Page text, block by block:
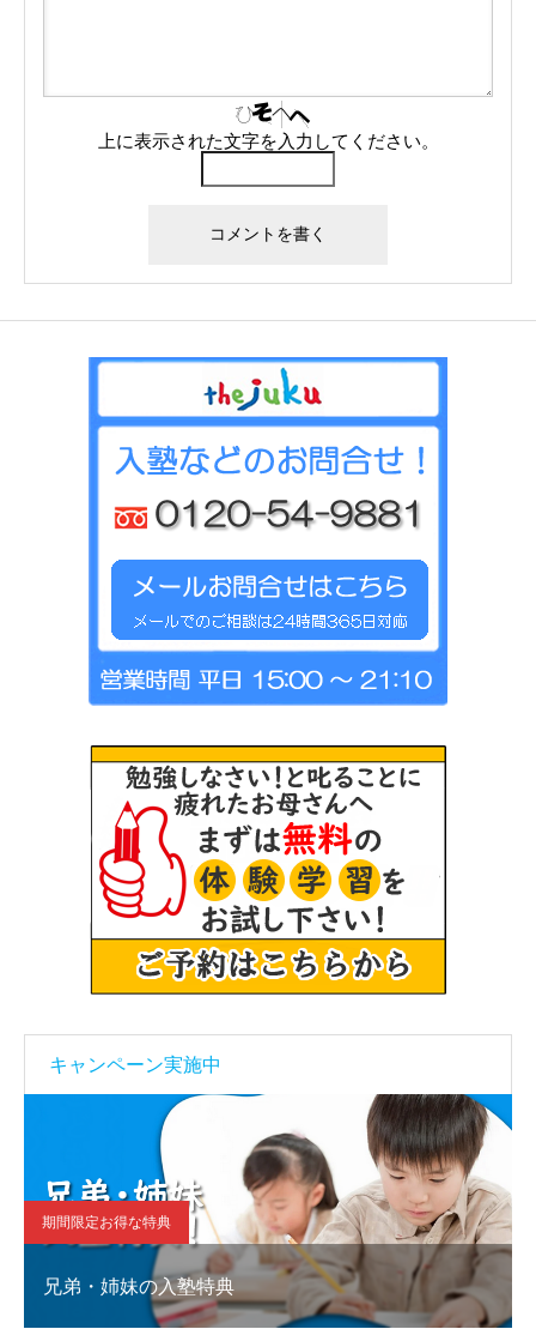
上に表示された文字を入力してください。
キャンペーン実施中
期間限定お得な特典
兄弟・姉妹の入塾特典